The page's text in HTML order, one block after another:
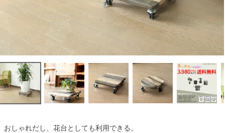
おしゃれだし、花台としても利用できる。